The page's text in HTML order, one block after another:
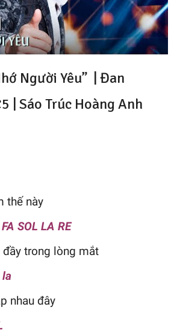
Người Yêu” | Đan
| Sáo Trúc Hoàng Anh
thế này
SOL LA RE
trong lòng mắt
la
nhau đây